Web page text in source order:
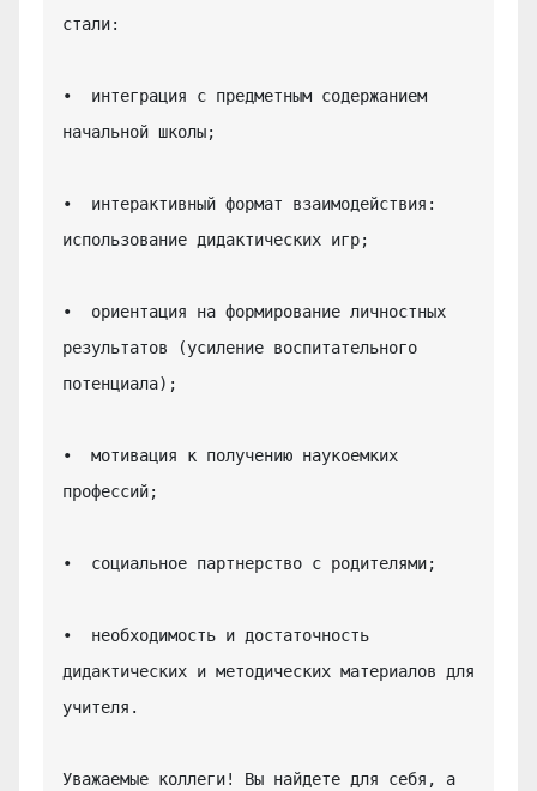
стали:
•  интеграция с предметным содержанием
начальной школы;
•  интерактивный формат взаимодействия:
использование дидактических игр;
•  ориентация на формирование личностных
результатов (усиление воспитательного
потенциала);
•  мотивация к получению наукоемких
профессий;
•  социальное партнерство с родителями;
•  необходимость и достаточность
дидактических и методических материалов для
учителя.
Уважаемые коллеги! Вы найдете для себя, а